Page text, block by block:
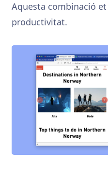
Aquesta combinació
productivitat.